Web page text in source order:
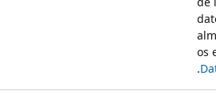
os
.